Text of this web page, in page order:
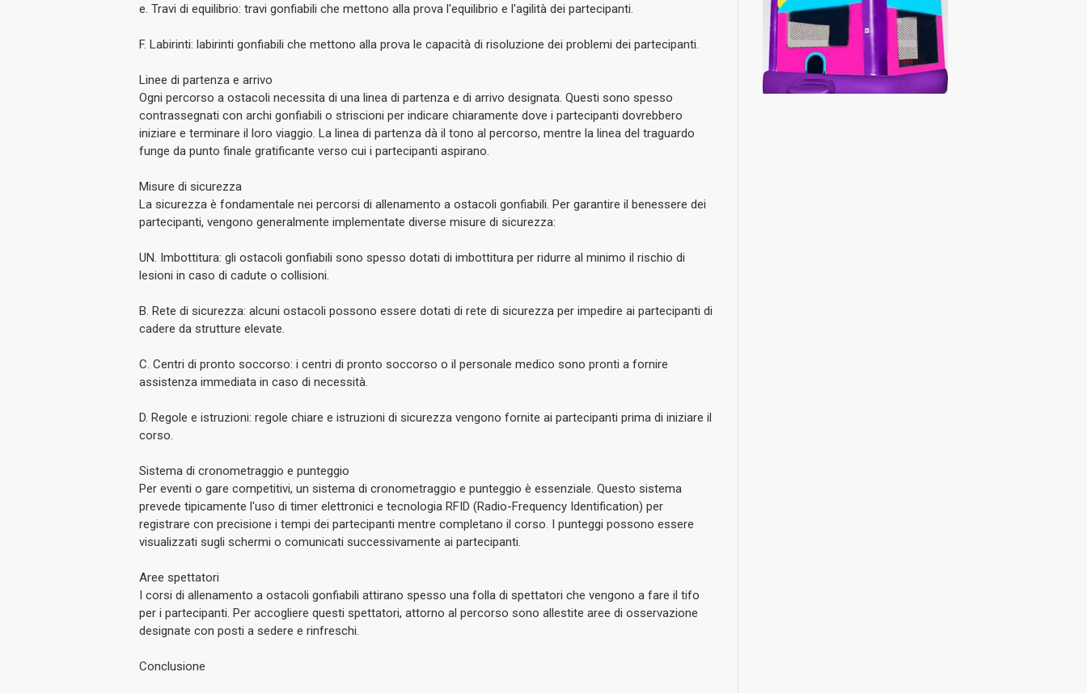
e. Travi di equilibrio: travi gonfiabili che mettono alla prova l'equilibrio e l'agilità dei partecipanti.
F. Labirinti: labirinti gonfiabili che mettono alla prova le capacità di risoluzione dei problemi dei partecipanti.
Linee di partenza e arrivo
Ogni percorso a ostacoli necessita di una linea di partenza e di arrivo designata. Questi sono spesso
contrassegnati con archi gonfiabili o striscioni per indicare chiaramente dove i partecipanti dovrebbero
iniziare e terminare il loro viaggio. La linea di partenza dà il tono al percorso, mentre la linea del traguardo
funge da punto finale gratificante verso cui i partecipanti aspirano.
Misure di sicurezza
La sicurezza è fondamentale nei percorsi di allenamento a ostacoli gonfiabili. Per garantire il benessere dei
partecipanti, vengono generalmente implementate diverse misure di sicurezza:
UN. Imbottitura: gli ostacoli gonfiabili sono spesso dotati di imbottitura per ridurre al minimo il rischio di
lesioni in caso di cadute o collisioni.
B. Rete di sicurezza: alcuni ostacoli possono essere dotati di rete di sicurezza per impedire ai partecipanti di
cadere da strutture elevate.
C. Centri di pronto soccorso: i centri di pronto soccorso o il personale medico sono pronti a fornire
assistenza immediata in caso di necessità.
D. Regole e istruzioni: regole chiare e istruzioni di sicurezza vengono fornite ai partecipanti prima di iniziare il
corso.
Sistema di cronometraggio e punteggio
Per eventi o gare competitivi, un sistema di cronometraggio e punteggio è essenziale. Questo sistema
prevede tipicamente l'uso di timer elettronici e tecnologia RFID (Radio-Frequency Identification) per
registrare con precisione i tempi dei partecipanti mentre completano il corso. I punteggi possono essere
visualizzati sugli schermi o comunicati successivamente ai partecipanti.
Aree spettatori
I corsi di allenamento a ostacoli gonfiabili attirano spesso una folla di spettatori che vengono a fare il tifo
per i partecipanti. Per accogliere questi spettatori, attorno al percorso sono allestite aree di osservazione
designate con posti a sedere e rinfreschi.
Conclusione